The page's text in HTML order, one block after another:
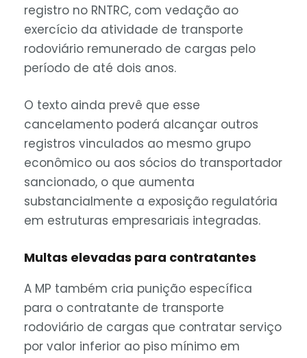
registro no RNTRC, com vedação ao
exercício da atividade de transporte
rodoviário remunerado de cargas pelo
período de até dois anos.
O texto ainda prevê que esse
cancelamento poderá alcançar outros
registros vinculados ao mesmo grupo
econômico ou aos sócios do transportador
sancionado, o que aumenta
substancialmente a exposição regulatória
em estruturas empresariais integradas.
Multas elevadas para contratantes
A MP também cria punição específica
para o contratante de transporte
rodoviário de cargas que contratar serviço
por valor inferior ao piso mínimo em